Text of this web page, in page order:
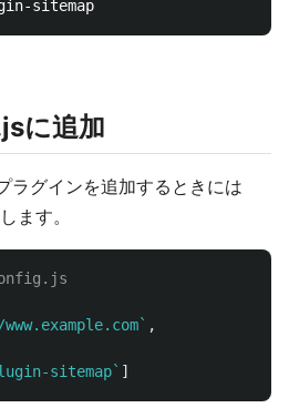
に追加
ラグインを追加するときには
ます。
,
sitemap` ]